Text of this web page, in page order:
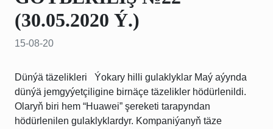
(30.05.2020 Ý.)
15-08-20
Dünýä täzelikleri Ýokary hilli gulaklyklar Maý aýynda
dünýä jemgyýetçiligine birnäçe täzelikler hödürlenildi.
Olaryň biri hem “Huawei” şereketi tarapyndan
hödürlenilen gulaklyklardyr. Kompaniýanyň täze